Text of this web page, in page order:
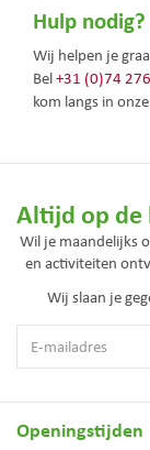
Hulp nodig?
Wij helpen je
Bel+31 (0)74
kom langs in
Altijd op de
Wil je maandelijks
en activiteiten
Wij slaan je
Openingstijden